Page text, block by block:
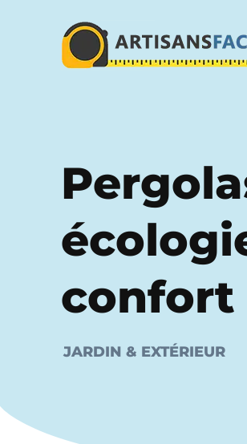
confort
JARDIN & EXTÉRIEUR